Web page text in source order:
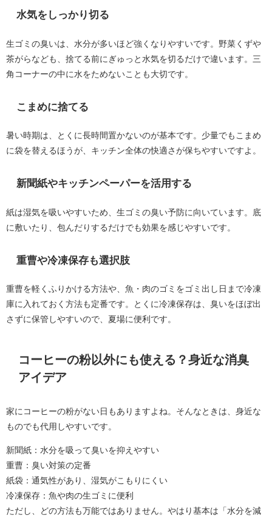
水気をしっかり切る
生ゴミの臭いは、水分が多いほど強くなりやすいです。野菜くずや
茶がらなども、捨てる前にぎゅっと水気を切るだけで違います。三
角コーナーの中に水をためないことも大切です。
こまめに捨てる
暑い時期は、とくに長時間置かないのが基本です。少量でもこまめ
に袋を替えるほうが、キッチン全体の快適さが保ちやすいですよ。
新聞紙やキッチンペーパーを活用する
紙は湿気を吸いやすいため、生ゴミの臭い予防に向いています。底
に敷いたり、包んだりするだけでも効果を感じやすいです。
重曹や冷凍保存も選択肢
重曹を軽くふりかける方法や、魚・肉のゴミをゴミ出し日まで冷凍
庫に入れておく方法も定番です。とくに冷凍保存は、臭いをほぼ出
さずに保管しやすいので、夏場に便利です。
コーヒーの粉以外にも使える？身近な消臭
アイデア
家にコーヒーの粉がない日もありますよね。そんなときは、身近な
ものでも代用しやすいです。
新聞紙：水分を吸って臭いを抑えやすい
重曹：臭い対策の定番
紙袋：通気性があり、湿気がこもりにくい
冷凍保存：魚や肉の生ゴミに便利
ただし、どの方法も万能ではありません。やはり基本は「水分を減